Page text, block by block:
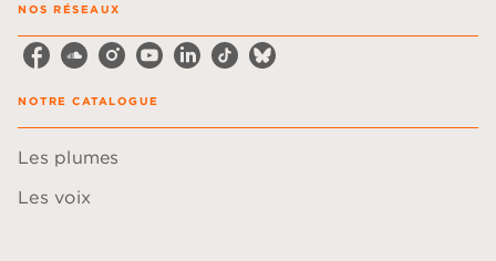
NOS RÉSEAUX
NOTRE CATALOGUE
Les plumes
Les voix